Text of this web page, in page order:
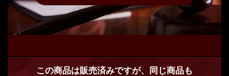
この商品は販売済みですが、同じ商品も